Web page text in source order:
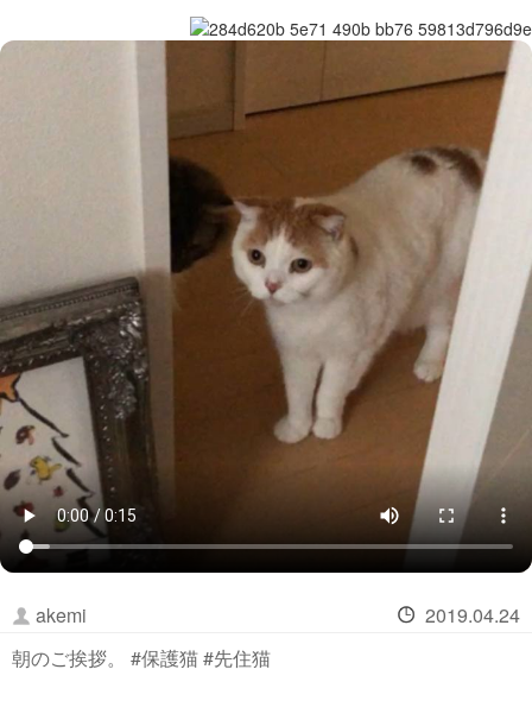
akemi
2019.04.24
朝のご挨拶。 #保護猫 #先住猫